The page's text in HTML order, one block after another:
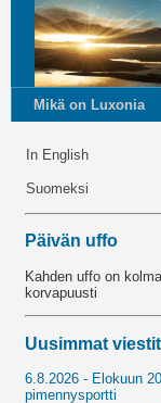
Mikä on Luxonia
In English
Suomeksi
Päivän uffo
Kahden uffo on
korvapuusti
Uusimmat viestit
6.8.2026 - Elokuun
pimennysportti